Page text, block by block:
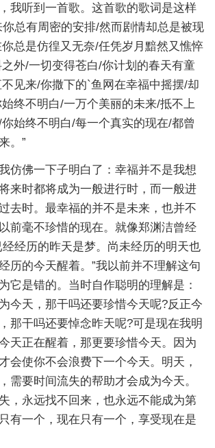
我听到一首歌。这首歌的歌词是这样
你总有周密的安排/然而剧情却总是被现
总是仿徨又无奈/任凭岁月黯然又憔悴
外/一切变得苍白/你计划的春天有童
见来/你撒下的`鱼网在幸福中摇摆/却
终不明白/一万个美丽的未来/抵不上
始终不明白/每一个真实的现在/都曾
。”
仿佛一下子明白了：幸福并不是我想
来时都将成为一般进行时，而一般进
去时。最幸福的并不是未来，也并不
前毫不珍惜的现在。就像郑渊洁曾经
经经历的昨天是梦。尚未经历的明天也
历的今天醒着。”我以前并不理解这句
它是错的。当时自作聪明的理解是：
今天，那干吗还要珍惜今天呢?反正今
那干吗还要悼念昨天呢?可是现在我明
天正在醒着，那更要珍惜今天。因为
会使你不会浪费下一个今天。明天，
需要时间流失的帮助才会成为今天。
，永远找不回来，也永远不能成为第
有一个，现在只有一个，享受现在是